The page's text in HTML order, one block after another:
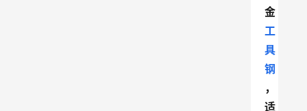
金
工
具
钢
，
适